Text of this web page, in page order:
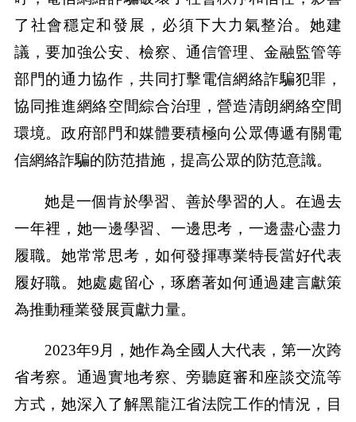
了社會穩定和發展，必須下大力氣整治。她建
議，要加強公安、檢察、通信管理、金融監管等
部門的通力協作，共同打擊電信網絡詐騙犯罪，
協同推進網絡空間綜合治理，營造清朗網絡空間
環境。政府部門和媒體要積極向公眾傳遞有關電
信網絡詐騙的防范措施，提高公眾的防范意識。
她是一個肯於學習、善於學習的人。在過去
一年裡，她一邊學習、一邊思考，一邊盡心盡力
履職。她常常思考，如何發揮專業特長當好代表
履好職。她處處留心，琢磨著如何通過建言獻策
為推動種業發展貢獻力量。
2023年9月，她作為全國人大代表，第一次跨
省考察。通過實地考察、旁聽庭審和座談交流等
方式，她深入了解黑龍江省法院工作的情況，目